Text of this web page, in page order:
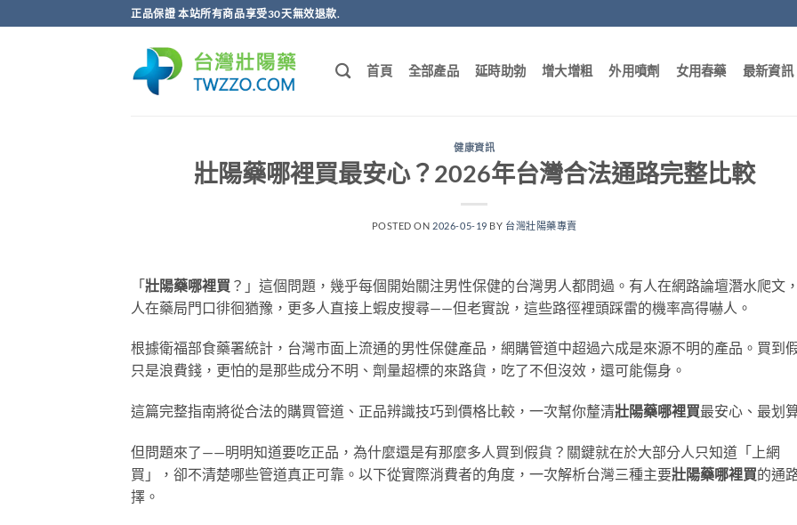
轉
正品保證 本站所有商品享受30天無效退款.
首頁 全部產品 延時助勃 增大增粗 外用噴劑 女用春藥 最新資訊
健康資訊
壯陽藥哪裡買最安心？2026年台灣合法通路完整比較
POSTED ON 2026-05-19 BY 台灣壯陽藥專賣
「壯陽藥哪裡買 ？」這個問題，幾乎每個開始關注男性保健的台灣男人都問過。有人在網路論壇潛水爬文
人在藥局門口徘徊猶豫，更多人直接上蝦皮搜尋——但老實說，這些路徑裡頭踩雷的機率高得嚇人。
根據衛福部食藥署統計，台灣市面上流通的男性保健產品，網購管道中超過六成是來源不明的產品。買到
只是浪費錢，更怕的是那些成分不明、劑量超標的來路貨，吃了不但沒效，還可能傷身。
這篇完整指南將從合法的購買管道、正品辨識技巧到價格比較，一次幫你釐清壯陽藥哪裡買最安心、最划
但問題來了——明明知道要吃正品，為什麼還是有那麼多人買到假貨？關鍵就在於大部分人只知道「上網
買」，卻不清楚哪些管道真正可靠。以下從實際消費者的角度，一次解析台灣三種主要壯陽藥哪裡買的通
擇。